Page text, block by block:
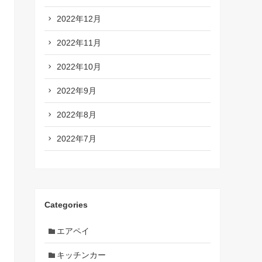
2022年12月
2022年11月
2022年10月
2022年9月
2022年8月
2022年7月
Categories
エアペイ
キッチンカー